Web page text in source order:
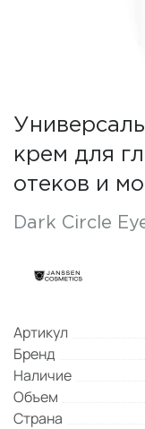
крем для
отеков и
Dark Circle
Артикул
Бренд
Наличие
Объем
Страна